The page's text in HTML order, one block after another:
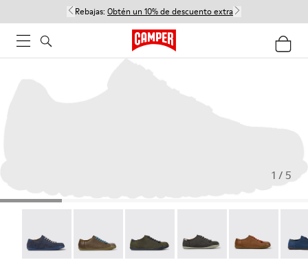
Rebajas: Obtén un 10% de descuento extra
1 / 5